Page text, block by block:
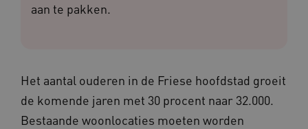
aan te pakken.
Het aantal ouderen in de Friese hoofdstad groeit
de komende jaren met 30 procent naar 32.000.
Bestaande woonlocaties moeten worden